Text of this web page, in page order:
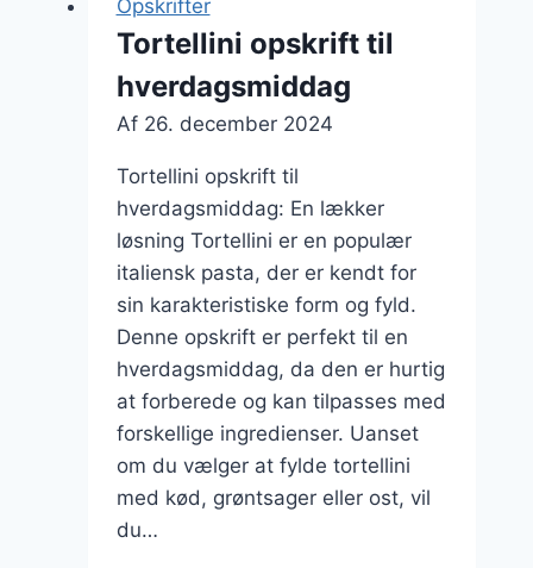
sauce
Opskrifter
Tortellini opskrift til
hverdagsmiddag
Af 26. december 2024
Tortellini opskrift til
hverdagsmiddag: En lækker
løsning Tortellini er en populær
italiensk pasta, der er kendt for
sin karakteristiske form og fyld.
Denne opskrift er perfekt til en
hverdagsmiddag, da den er hurtig
at forberede og kan tilpasses med
forskellige ingredienser. Uanset
om du vælger at fylde tortellini
med kød, grøntsager eller ost, vil
du…